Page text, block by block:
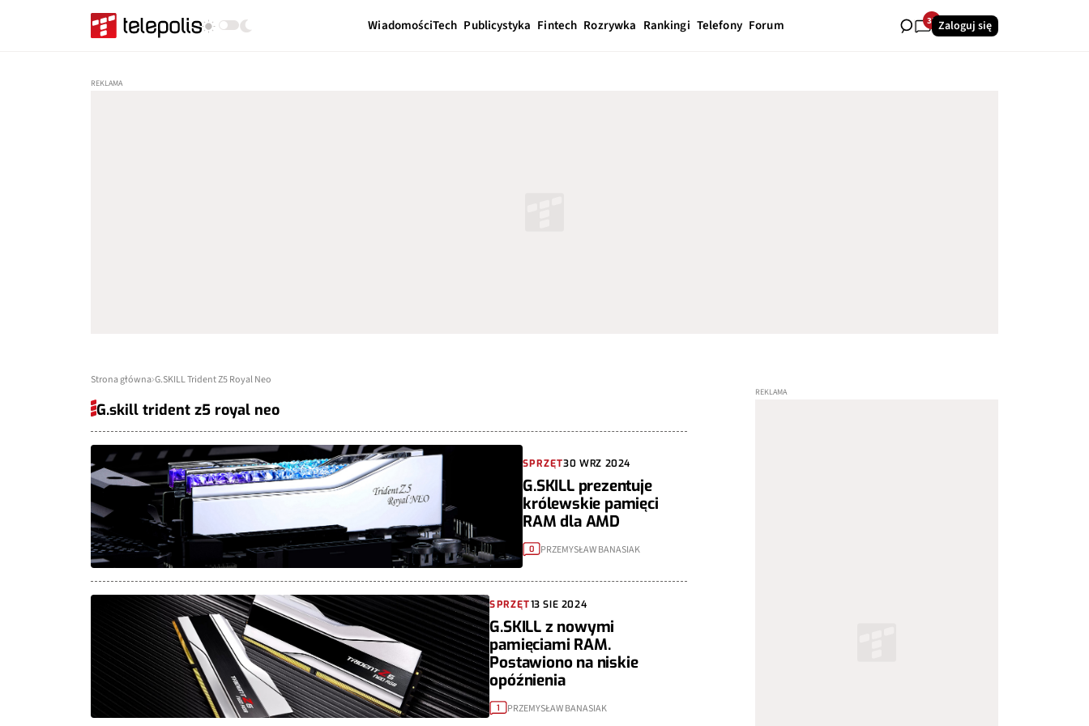
WiadomościTech Publicystyka Fintech Rozrywka Rankingi Telefony Forum 33Zaloguj się
Strona główna G.SKILL Trident Z5 Royal Neo
G.skill trident z5 royal neo
SPRZĘT30 WRZ 2024
G.SKILL prezentuje
królewskie pamięci
RAM dla AMD
0 PRZEMYSŁAW BANASIAK
SPRZĘT13 SIE 2024
G.SKILL z nowymi
pamięciami RAM.
Postawiono na niskie
opóźnienia
1 PRZEMYSŁAW BANASIAK